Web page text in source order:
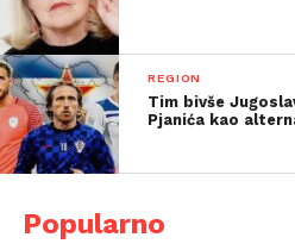
REGION
Tim bivše
Pjanića kao
Popularno